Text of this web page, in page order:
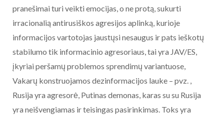
pranešimai turi veikti emocijas, o ne protą, sukurti
irracionalią antirusiškos agresijos aplinką, kurioje
informacijos vartotojas jaustųsi nesaugus ir pats ieškotų
stabilumo tik informacinio agresoriaus, tai yra JAV/ES,
įkyriai peršamų problemos sprendimų variantuose,
Vakarų konstruojamos dezinformacijos lauke – pvz. ,
Rusija yra agresorė, Putinas demonas, karas su su Rusija
yra neišvengiamas ir teisingas pasirinkimas. Toks yra